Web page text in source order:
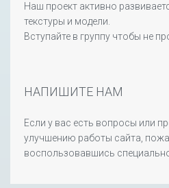
Наш проект активно
текстуры и модели.
Вступайте в группу чтобы не
НАПИШИТЕ НАМ
Если у вас есть вопросы или
улучшению работы сайта,
воспользовавшись